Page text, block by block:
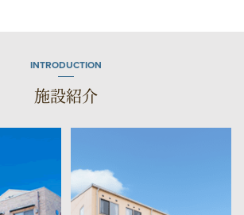
施設紹介
INTRODUCTION